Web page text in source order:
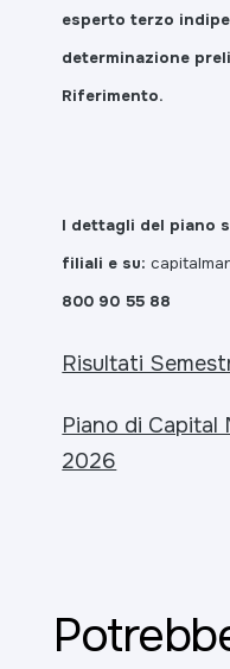
esperto terzo
determinazione
Riferimento.
I dettagli del piano
filiali e su:
800 90 55 88
Risultati
Piano di
2026